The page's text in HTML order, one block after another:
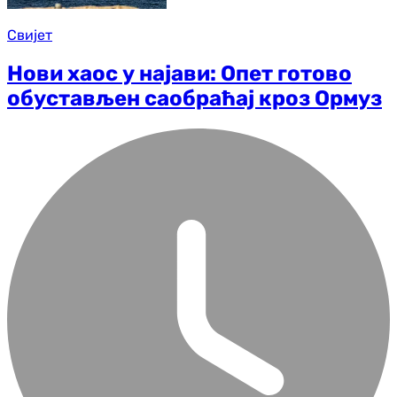
Свијет
Нови хаос у најави: Опет готово
обустављен саобраћај кроз Ормуз